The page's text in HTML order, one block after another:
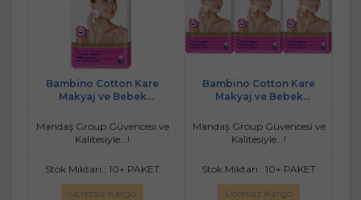
Bambino Cotton Kare
Makyaj ve Bebek
(Kare En-Boy 7CM)
Mandaş Group Güvencesi ve
Kalitesiyle...!
Stok Miktarı : 10+ PAKET
Ücretsiz Kargo
Bambino Cotton Kare
Makyaj ve Bebek
Adet (Kare En-Boy 7CM)
(3PK*50)
Mandaş Group Güvencesi ve
Kalitesiyle...!
Stok Miktarı : 10+ PAKET
Ücretsiz Kargo